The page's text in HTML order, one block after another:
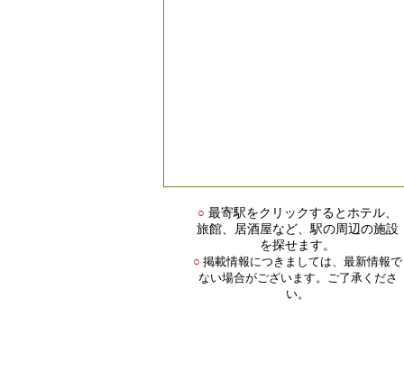
○ 最寄駅をクリックするとホテル、
旅館、居酒屋など、駅の周辺の施設
を探せます。
○ 掲載情報につきましては、最新情報で
ない場合がございます。ご了承くださ
い。